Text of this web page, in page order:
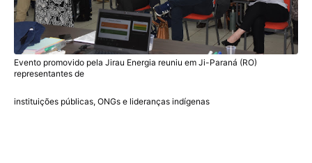
Evento promovido pela Jirau Energia reuniu em Ji-Paraná (RO)
representantes de
instituições públicas, ONGs e lideranças indígenas